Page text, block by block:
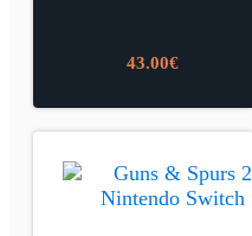
43.00€